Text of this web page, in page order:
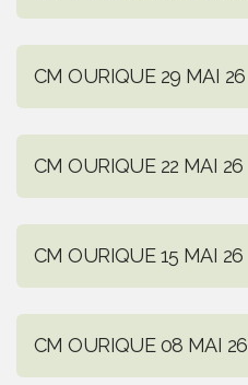
CM OURIQUE 29 MAI 26
CM OURIQUE 22 MAI 26
CM OURIQUE 15 MAI 26
CM OURIQUE 08 MAI 26